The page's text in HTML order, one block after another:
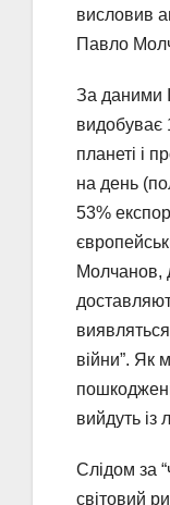
висловив
Павло
За даними
видобуває
планеті і
на день
53%
Молчанов,
війни”. Як
вийдуть із
Слідом за
світовий